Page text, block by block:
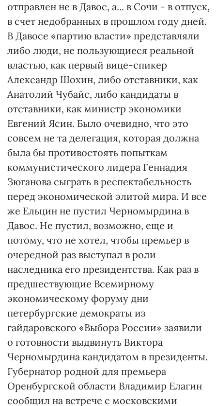
отправлен не в Давос, а... в Сочи - в отпуск,
в счет недобранных в прошлом году дней.
В Давосе «партию власти» представляли
либо люди, не пользующиеся реальной
властью, как первый вице-спикер
Александр Шохин, либо отставники, как
Анатолий Чубайс, либо кандидаты в
отставники, как министр экономики
Евгений Ясин. Было очевидно, что это
совсем не та делегация, которая должна
была бы противостоять попыткам
коммунистического лидера Геннадия
Зюганова сыграть в респектабельность
перед экономической элитой мира. И все
же Ельцин не пустил Черномырдина в
Давос. Не пустил, возможно, еще и
потому, что не хотел, чтобы премьер в
очередной раз выступал в роли
наследника его президентства. Как раз в
предшествующие Всемирному
экономическому форуму дни
петербургские демократы из
гайдаровского «Выбора России» заявили
о готовности выдвинуть Виктора
Черномырдина кандидатом в президенты.
Губернатор родной для премьера
Оренбургской области Владимир Елагин
сообщил на встрече с московскими